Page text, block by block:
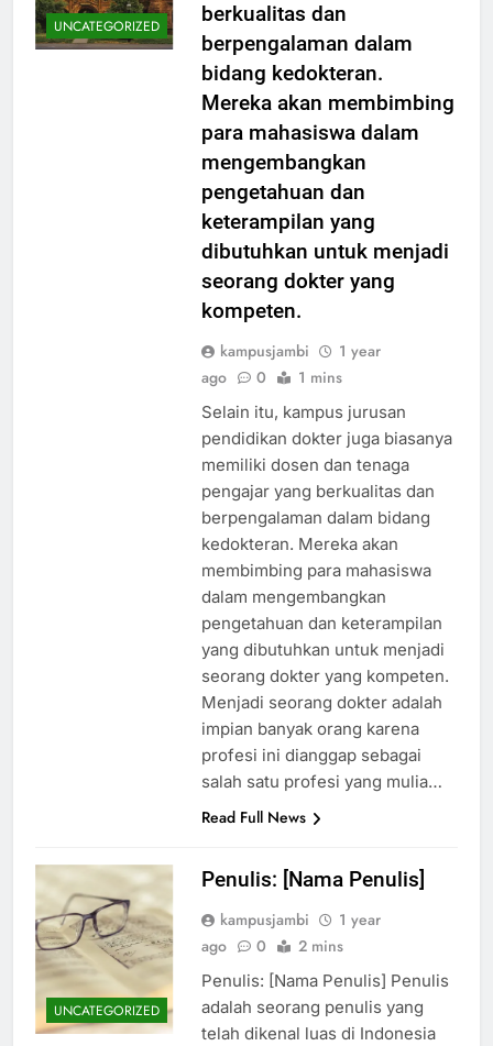
UNCATEGORIZED
berkualitas dan
berpengalaman dalam
bidang kedokteran.
Mereka akan membimbing
para mahasiswa dalam
mengembangkan
pengetahuan dan
keterampilan yang
dibutuhkan untuk menjadi
seorang dokter yang
kompeten.
kampusjambi
1 year
ago
0 1 mins
Selain itu, kampus jurusan
pendidikan dokter juga biasanya
memiliki dosen dan tenaga
pengajar yang berkualitas dan
berpengalaman dalam bidang
kedokteran. Mereka akan
membimbing para mahasiswa
dalam mengembangkan
pengetahuan dan keterampilan
yang dibutuhkan untuk menjadi
seorang dokter yang kompeten.
Menjadi seorang dokter adalah
impian banyak orang karena
profesi ini dianggap sebagai
salah satu profesi yang mulia…
Read Full News
UNCATEGORIZED
Penulis: [Nama Penulis]
kampusjambi
1 year
ago
0 2 mins
Penulis: [Nama Penulis] Penulis
adalah seorang penulis yang
telah dikenal luas di Indonesia